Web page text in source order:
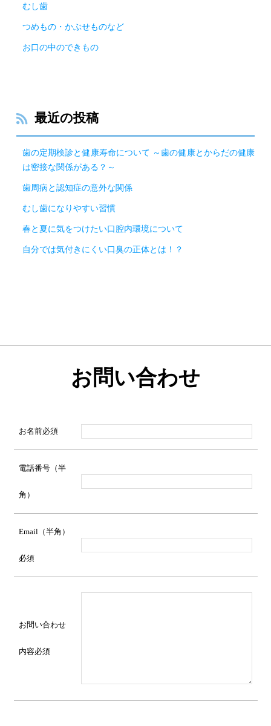
むし歯
つめもの・かぶせものなど
お口の中のできもの
最近の投稿
歯の定期検診と健康寿命について ～歯の健康とからだの健康
は密接な関係がある？～
歯周病と認知症の意外な関係
むし歯になりやすい習慣
春と夏に気をつけたい口腔内環境について
自分では気付きにくい口臭の正体とは！？
お問い合わせ
お名前必須
電話番号（半
角）
Email（半角）
必須
お問い合わせ
内容必須